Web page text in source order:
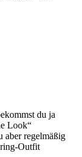
du ja
Look“
aber regelmäßig
Outfit